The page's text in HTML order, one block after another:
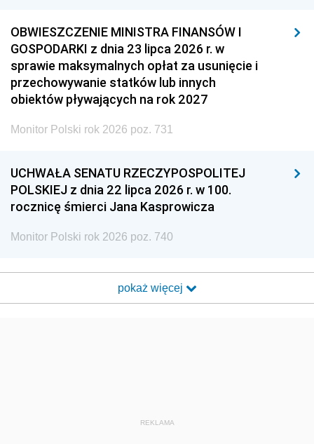
OBWIESZCZENIE MINISTRA FINANSÓW I
GOSPODARKI z dnia 23 lipca 2026 r. w
sprawie maksymalnych opłat za usunięcie i
przechowywanie statków lub innych
obiektów pływających na rok 2027
Monitor Polski rok 2026 poz. 731
UCHWAŁA SENATU RZECZYPOSPOLITEJ
POLSKIEJ z dnia 22 lipca 2026 r. w 100.
rocznicę śmierci Jana Kasprowicza
Monitor Polski rok 2026 poz. 740
pokaż więcej
REKLAMA